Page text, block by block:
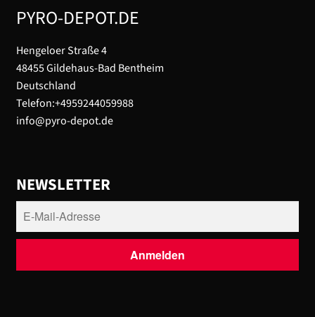
PYRO-DEPOT.DE
Hengeloer Straße 4
48455 Gildehaus-Bad Bentheim
Deutschland
Telefon:+4959244059988
info@pyro-depot.de
NEWSLETTER